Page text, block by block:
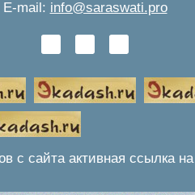
E-mail: info@saraswati.pro
с сайта активная ссылка на